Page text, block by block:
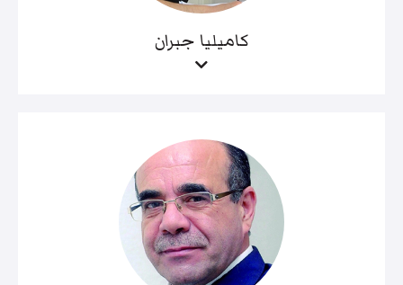
كاميليا جبران